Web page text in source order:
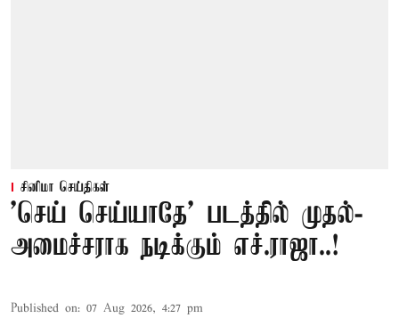
சினிமா செய்திகள்
'செய் செய்யாதே' படத்தில் முதல்-
அமைச்சராக நடிக்கும் எச்.ராஜா..!
Published on: 07 Aug 2026, 4:27 pm